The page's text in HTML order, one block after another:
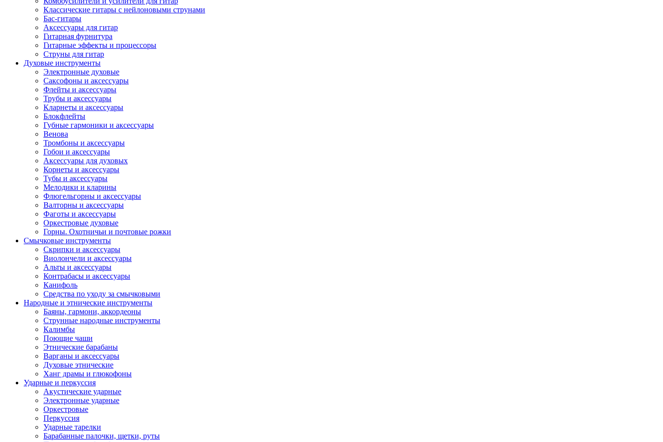
Классические гитары с нейлоновыми струнами
Бас-гитары
Аксессуары для гитар
Гитарная фурнитура
Гитарные эффекты и процессоры
Струны для гитар
Духовые инструменты
Электронные духовые
Саксофоны и аксессуары
Флейты и аксессуары
Трубы и аксессуары
Кларнеты и аксессуары
Блокфлейты
Губные гармоники и аксессуары
Венова
Тромбоны и аксессуары
Гобои и аксессуары
Аксессуары для духовых
Корнеты и аксессуары
Тубы и аксессуары
Мелодики и кларины
Флюгельгорны и аксессуары
Валторны и аксессуары
Фаготы и аксессуары
Оркестровые духовые
Горны. Охотничьи и почтовые рожки
Смычковые инструменты
Скрипки и аксессуары
Виолончели и аксессуары
Альты и аксессуары
Контрабасы и аксессуары
Канифоль
Средства по уходу за смычковыми
Народные и этнические инструменты
Баяны, гармони, аккордеоны
Струнные народные инструменты
Калимбы
Поющие чаши
Этнические барабаны
Варганы и аксессуары
Духовые этнические
Ханг драмы и глюкофоны
Ударные и перкуссия
Акустические ударные
Электронные ударные
Оркестровые
Перкуссия
Ударные тарелки
Барабанные палочки, щетки, руты